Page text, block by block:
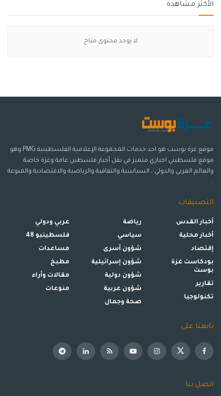
الأكثر مشاهدة
لا يوجد محتوى متاح
موقع غزة بوست هو احد خدمات المجموعة الإعلامية الفلسطينية PMG وهو
موقع فلسطيني اخباري متميز في نقل أخبار فلسطين عامة وغزة خاصة
والعالم العربي والدولي ، السياسية والثقافية والرياضية والاقتصادية والمنوعة
.
التصنيفات
أخبار القدس
أخبار محلية
إقتصاد
بودكاست غزة
بوست
تقارير
تكنولوجيا
رياضة
سياسي
شؤون أسرى
شؤون إسرائيلية
شؤون دولية
شؤون عربية
صحة وجمال
عربي ودولي
فلسطينيو 48
مساعدات
مطبخ
مقالات وأراء
منوعات
تابعنا على
اتصل بنا